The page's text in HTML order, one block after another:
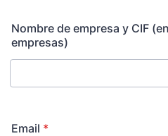
Nombre de empresa y CIF
empresas)
Email *